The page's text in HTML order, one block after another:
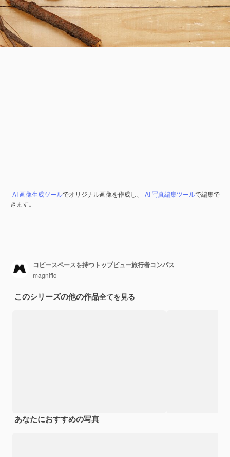
AI 画像生成ツールでオリジナル画像を作成し、 AI 写真編集ツールで編集で
きます。
コピースペースを持つトップビュー旅行者コンパス
magnific
このシリーズの他の作品全てを見る
あなたにおすすめの写真